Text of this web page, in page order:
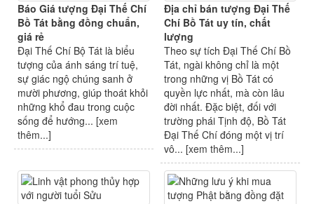
Báo Giá tượng Đại Thế Chí
Bồ Tát bằng đồng chuẩn,
giá rẻ
Đại Thế Chí Bộ Tát là biểu
tượng của ánh sáng trí tuệ,
sự giác ngộ chúng sanh ở
mười phương, giúp thoát khỏi
những khổ đau trong cuộc
sống để hướng... [xem
thêm...]
Địa chỉ bán tượng Đại Thế
Chí Bồ Tát uy tín, chất
lượng
Theo sự tích Đại Thế Chí Bồ
Tát, ngài không chỉ là một
trong những vị Bồ Tát có
quyền lực nhất, mà còn lâu
đời nhất. Đặc biệt, đối với
trường phái Tịnh độ, Bồ Tát
Đại Thế Chí đóng một vị trí
vô... [xem thêm...]